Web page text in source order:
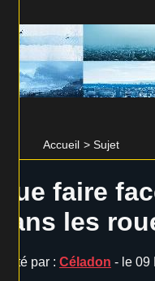
Accueil > Sujet
Que faire
dans les
Posté par : Céladon - le 09